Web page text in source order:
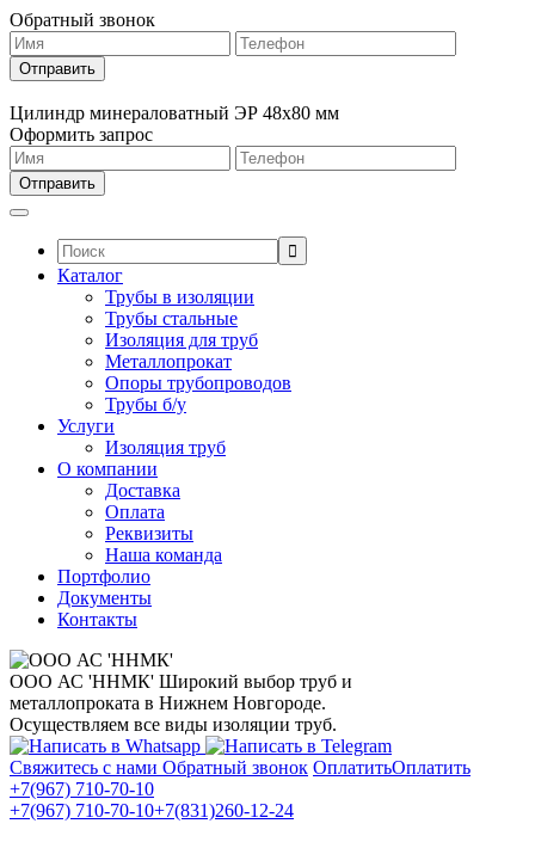
Обратный звонок
Цилиндр минераловатный ЭР 48х80 мм
Оформить запрос
Поиск:
Каталог
Трубы в изоляции
Трубы стальные
Изоляция для труб
Металлопрокат
Опоры трубопроводов
Трубы б/у
Услуги
Изоляция труб
О компании
Доставка
Оплата
Реквизиты
Наша команда
Портфолио
Документы
Контакты
ООО АС 'ННМК' Широкий выбор труб и
металлопроката в Нижнем Новгороде.
Осуществляем все виды изоляции труб.
Свяжитесь с нами Обратный звонок ОплатитьОплатить
+7(967) 710-70-10
+7(967) 710-70-10+7(831)260-12-24